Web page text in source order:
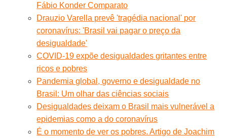
Fábio Konder Comparato
Drauzio Varella prevê 'tragédia nacional' por
coronavírus: 'Brasil vai pagar o preço da
desigualdade'
COVID-19 expõe desigualdades gritantes entre
ricos e pobres
Pandemia global, governo e desigualdade no
Brasil: Um olhar das ciências sociais
Desigualdades deixam o Brasil mais vulnerável a
epidemias como a do coronavírus
É o momento de ver os pobres. Artigo de Joachim